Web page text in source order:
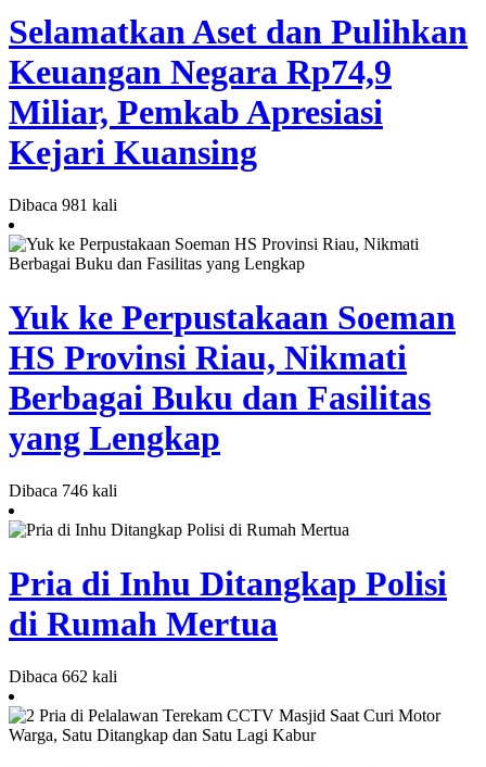
Selamatkan Aset dan Pulihkan
Keuangan Negara Rp74,9
Miliar, Pemkab Apresiasi
Kejari Kuansing
Dibaca 981 kali
Yuk ke Perpustakaan Soeman
HS Provinsi Riau, Nikmati
Berbagai Buku dan Fasilitas
yang Lengkap
Dibaca 746 kali
Pria di Inhu Ditangkap Polisi
di Rumah Mertua
Dibaca 662 kali